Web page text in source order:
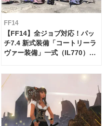
FF14
【FF14】全ジョブ対応！パッ
チ7.4 新式装備「コートリーラ
ヴァー装備」一式（IL770）の